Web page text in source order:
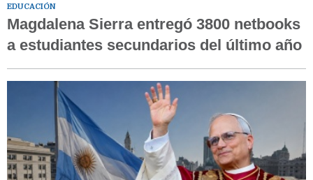
EDUCACIÓN
Magdalena Sierra entregó 3800 netbooks
a estudiantes secundarios del último año